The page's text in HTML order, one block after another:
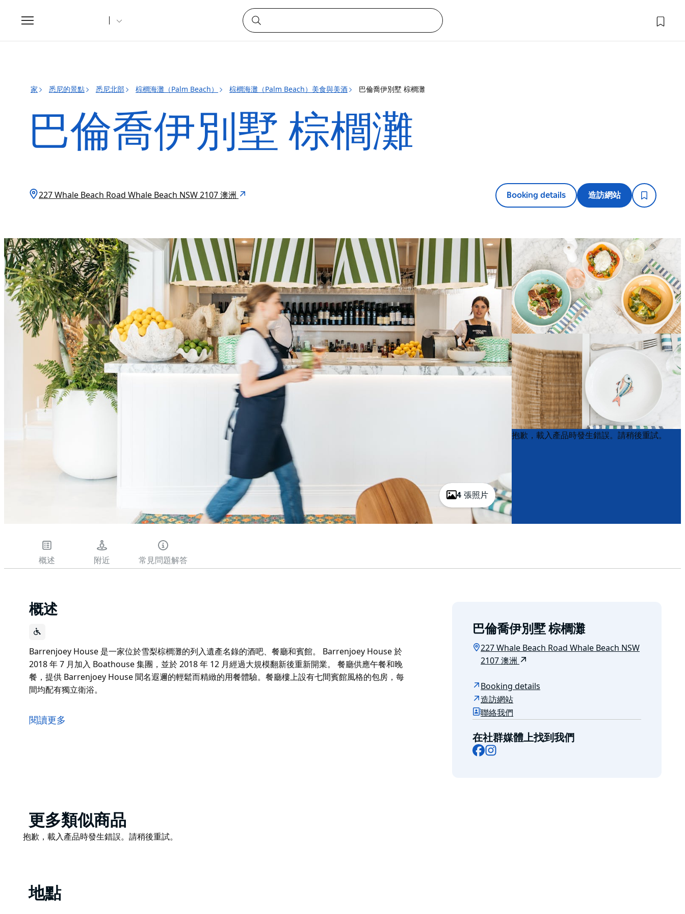
Toggle
navigation
家 悉尼的景點 悉尼北部 棕櫚海灘（Palm Beach） 棕櫚海灘（Palm Beach）美食與美酒 巴倫喬伊別墅 棕櫚灘
巴倫喬伊別墅 棕櫚灘
227 Whale Beach Road Whale Beach NSW 2107 澳洲 Booking details 造訪網站
4 張照片
Product
Product
抱歉，載入產品時發生錯誤。請稍後重試。
概述 附近 常見問題解答
概述
Barrenjoey House 是一家位於雪梨棕櫚灘的列入遺產名錄的酒吧、餐廳和賓館。 Barrenjoey House 於
2018 年 7 月加入 Boathouse 集團，並於 2018 年 12 月經過大規模翻新後重新開業。 餐廳供應午餐和晚
餐，提供 Barrenjoey House 聞名遐邇的輕鬆而精緻的用餐體驗。餐廳樓上設有七間賓館風格的包房，每
間均配有獨立衛浴。
2018 年 7 月加入 Boathouse 集團，並於 2018 年 12 月經過大規模翻新後重新開業。
閱讀更多
巴倫喬伊別墅 棕櫚灘
227 Whale Beach Road Whale Beach NSW
2107 澳洲
Booking details
造訪網站
聯絡我們
在社群媒體上找到我們
Facebook
Product
List
更多類似商品
Product
抱歉，載入產品時發生錯誤。請稍後重試。
地點